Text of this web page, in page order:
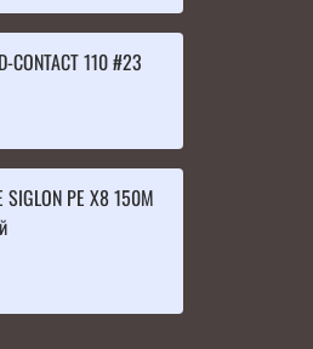
CONTACT 110 #23
PE X8 150M